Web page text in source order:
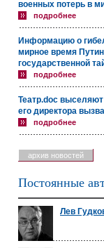
военных потерь в
подробнее
Информацию о
мирное время Путин
государственной
подробнее
Театр.doc
его директора
подробнее
архив новостей
Постоянные
Лев